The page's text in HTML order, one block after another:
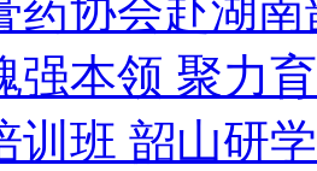
药协会赴湖
强本领 聚力
训班 韶山研